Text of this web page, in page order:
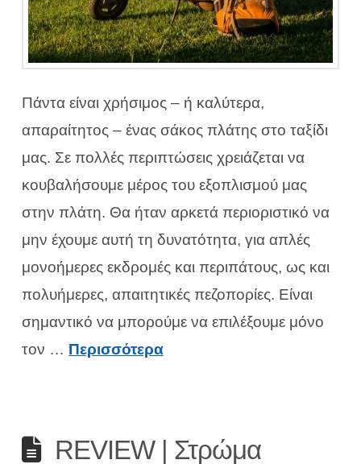
Πάντα είναι χρήσιμος – ή καλύτερα,
απαραίτητος – ένας σάκος πλάτης στο ταξίδι
μας. Σε πολλές περιπτώσεις χρειάζεται να
κουβαλήσουμε μέρος του εξοπλισμού μας
στην πλάτη. Θα ήταν αρκετά περιοριστικό να
μην έχουμε αυτή τη δυνατότητα, για απλές
μονοήμερες εκδρομές και περιπάτους, ως και
πολυήμερες, απαιτητικές πεζοπορίες. Είναι
σημαντικό να μπορούμε να επιλέξουμε μόνο
τον … Περισσότερα
REVIEW | Στρώμα